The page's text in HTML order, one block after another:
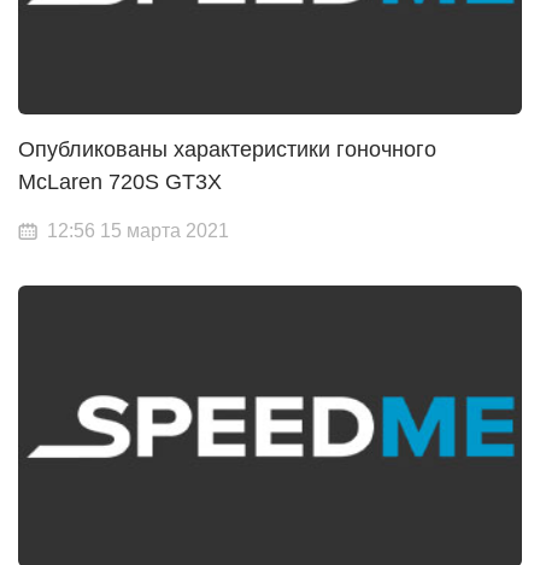
Опубликованы характеристики гоночного
McLaren 720S GT3X
12:56 15 марта 2021